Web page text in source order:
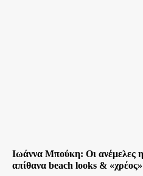
Ιωάννα Μπούκη: Οι ανέμελες
απίθανα beach looks & «χρέος»